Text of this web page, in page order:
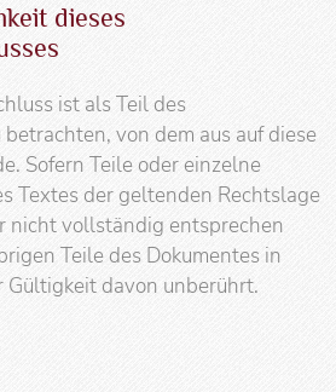
dieses
ist als Teil des
von dem aus auf diese
Sofern Teile oder einzelne
Textes der geltenden Rechtslage
nicht vollständig entsprechen
Teile des Dokumentes in
davon unberührt.